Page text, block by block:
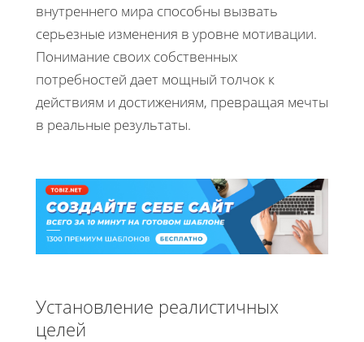
внутреннего мира способны вызвать
серьезные изменения в уровне мотивации.
Понимание своих собственных
потребностей дает мощный толчок к
действиям и достижениям, превращая мечты
в реальные результаты.
Установление реалистичных
целей